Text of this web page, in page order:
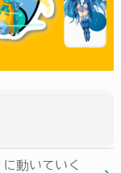
動いていく